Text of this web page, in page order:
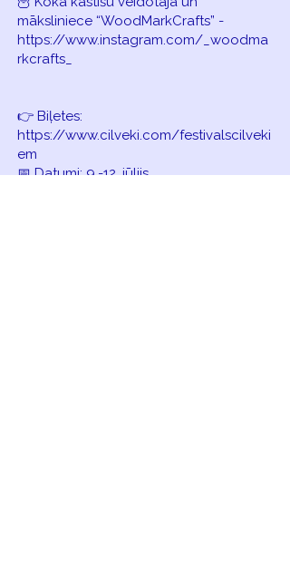
māksliniece “WoodMarkCrafts” -
https://www.instagram.com/_woodma
rkcrafts_
👉 Biļetes:
https://www.cilveki.com/festivalscilveki
em
📅 Datumi: 9.-12. jūlijs